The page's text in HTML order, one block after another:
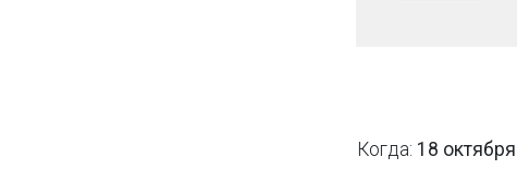
Когда: 18